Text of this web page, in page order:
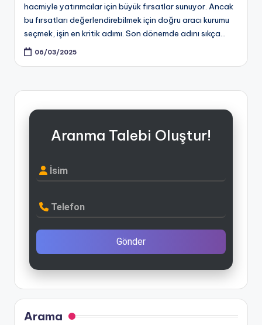
hacmiyle yatırımcılar için büyük fırsatlar sunuyor. Ancak
bu fırsatları değerlendirebilmek için doğru aracı kurumu
seçmek, işin en kritik adımı. Son dönemde adını sıkça…
06/03/2025
Aranma Talebi Oluştur!
İsim
Telefon
Gönder
Arama